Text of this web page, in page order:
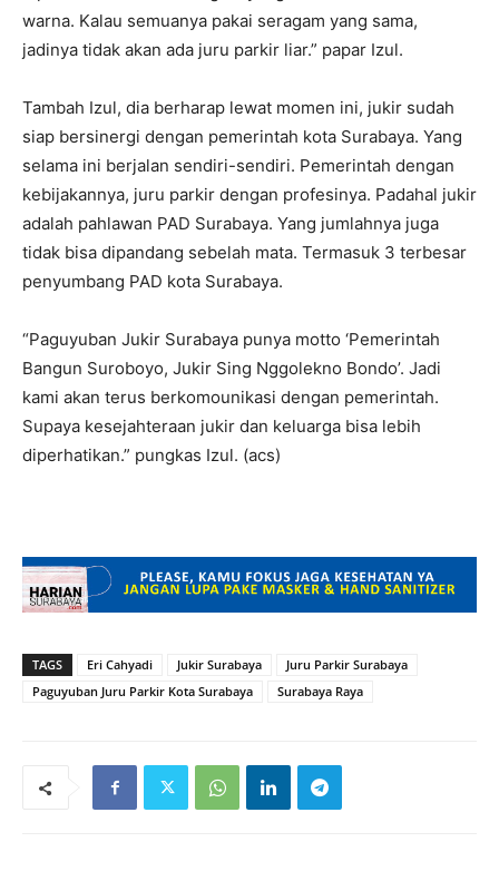
warna. Kalau semuanya pakai seragam yang sama,
jadinya tidak akan ada juru parkir liar.” papar Izul.
Tambah Izul, dia berharap lewat momen ini, jukir sudah
siap bersinergi dengan pemerintah kota Surabaya. Yang
selama ini berjalan sendiri-sendiri. Pemerintah dengan
kebijakannya, juru parkir dengan profesinya. Padahal jukir
adalah pahlawan PAD Surabaya. Yang jumlahnya juga
tidak bisa dipandang sebelah mata. Termasuk 3 terbesar
penyumbang PAD kota Surabaya.
“Paguyuban Jukir Surabaya punya motto ‘Pemerintah
Bangun Suroboyo, Jukir Sing Nggolekno Bondo’. Jadi
kami akan terus berkomounikasi dengan pemerintah.
Supaya kesejahteraan jukir dan keluarga bisa lebih
diperhatikan.” pungkas Izul. (acs)
TAGS Eri Cahyadi Jukir Surabaya
Juru Parkir Surabaya
Paguyuban Juru Parkir Kota Surabaya
Surabaya Raya